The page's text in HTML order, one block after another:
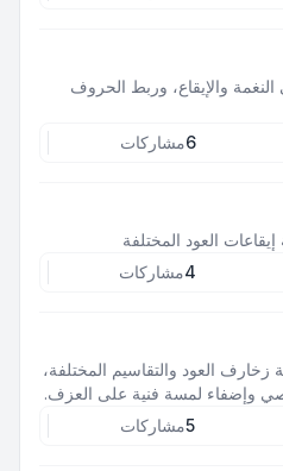
والإيقاع، وربط الحروف
6مشاركات
العود المختلفة
4مشاركات
العود والتقاسيم المختلفة،
وإضفاء لمسة فنية على العزف.
5مشاركات